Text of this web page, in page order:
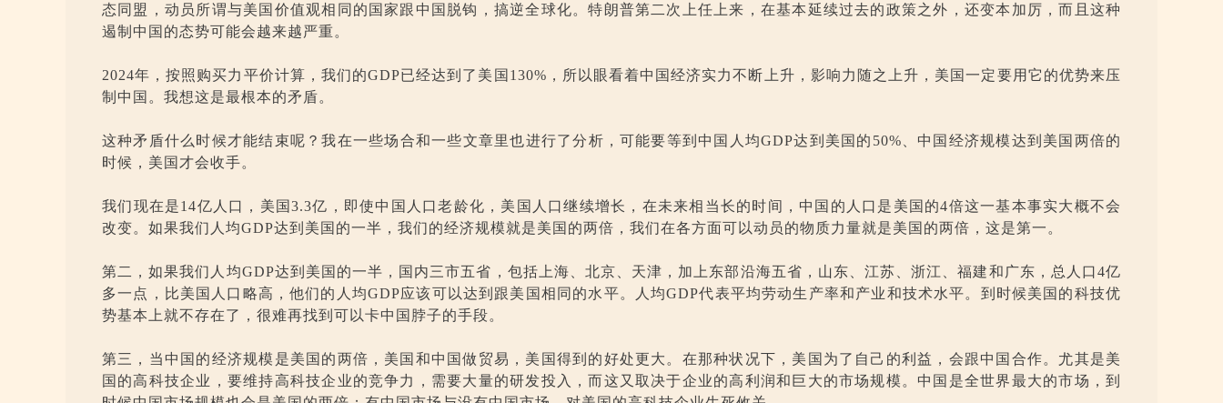
态同盟，动员所谓与美国价值观相同的国家跟中国脱钩，搞逆全球化。特朗普第二次上任上来，在基本延续过去的政策之外，还变本加厉，而且这种
遏制中国的态势可能会越来越严重。
2024年，按照购买力平价计算，我们的GDP已经达到了美国130%，所以眼看着中国经济实力不断上升，影响力随之上升，美国一定要用它的优势来压
制中国。我想这是最根本的矛盾。
这种矛盾什么时候才能结束呢？我在一些场合和一些文章里也进行了分析，可能要等到中国人均GDP达到美国的50%、中国经济规模达到美国两倍的
时候，美国才会收手。
我们现在是14亿人口，美国3.3亿，即使中国人口老龄化，美国人口继续增长，在未来相当长的时间，中国的人口是美国的4倍这一基本事实大概不会
改变。如果我们人均GDP达到美国的一半，我们的经济规模就是美国的两倍，我们在各方面可以动员的物质力量就是美国的两倍，这是第一。
第二，如果我们人均GDP达到美国的一半，国内三市五省，包括上海、北京、天津，加上东部沿海五省，山东、江苏、浙江、福建和广东，总人口4亿
多一点，比美国人口略高，他们的人均GDP应该可以达到跟美国相同的水平。人均GDP代表平均劳动生产率和产业和技术水平。到时候美国的科技优
势基本上就不存在了，很难再找到可以卡中国脖子的手段。
第三，当中国的经济规模是美国的两倍，美国和中国做贸易，美国得到的好处更大。在那种状况下，美国为了自己的利益，会跟中国合作。尤其是美
国的高科技企业，要维持高科技企业的竞争力，需要大量的研发投入，而这又取决于企业的高利润和巨大的市场规模。中国是全世界最大的市场，到